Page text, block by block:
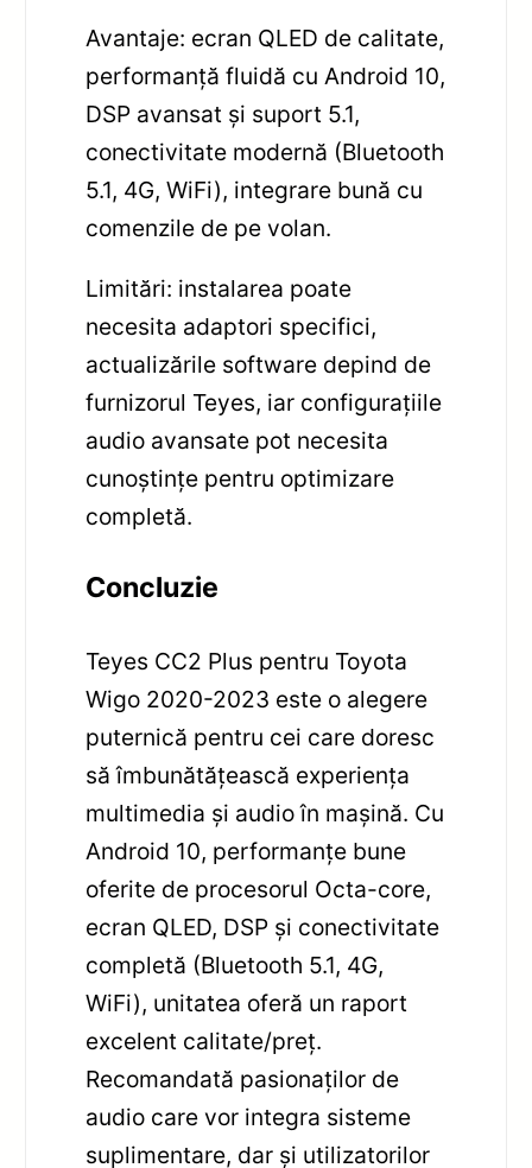
Avantaje: ecran QLED de calitate,
performanță fluidă cu Android 10,
DSP avansat și suport 5.1,
conectivitate modernă (Bluetooth
5.1, 4G, WiFi), integrare bună cu
comenzile de pe volan.
Limitări: instalarea poate
necesita adaptori specifici,
actualizările software depind de
furnizorul Teyes, iar configurațiile
audio avansate pot necesita
cunoștințe pentru optimizare
completă.
Concluzie
Teyes CC2 Plus pentru Toyota
Wigo 2020-2023 este o alegere
puternică pentru cei care doresc
să îmbunătățească experiența
multimedia și audio în mașină. Cu
Android 10, performanțe bune
oferite de procesorul Octa-core,
ecran QLED, DSP și conectivitate
completă (Bluetooth 5.1, 4G,
WiFi), unitatea oferă un raport
excelent calitate/preț.
Recomandată pasionaților de
audio care vor integra sisteme
suplimentare, dar și utilizatorilor